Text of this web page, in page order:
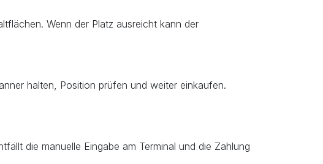
Wenn der Platz ausreicht kann der
halten, Position prüfen und weiter einkaufen.
die manuelle Eingabe am Terminal und die Zahlung